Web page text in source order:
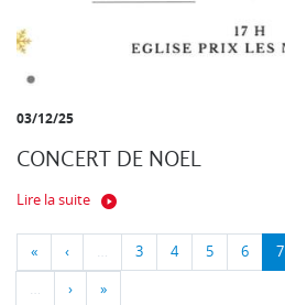
03/12/25
CONCERT DE NOEL
Lire la suite
« ‹ … 3 4 5 6 7
… › »